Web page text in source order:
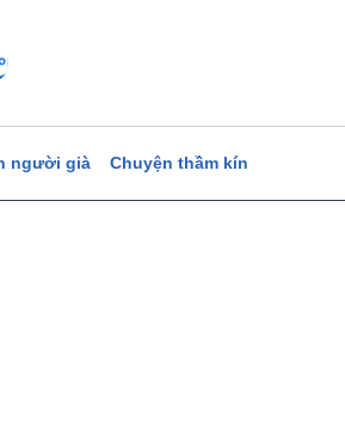
người già Chuyện thầm kín